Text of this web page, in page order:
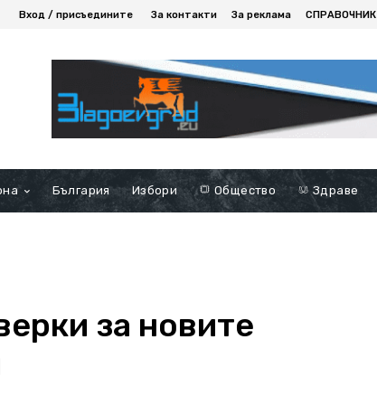
Вход / присъедините За контакти За реклама СПРАВОЧНИК
България Избори Общество Здраве
за новите